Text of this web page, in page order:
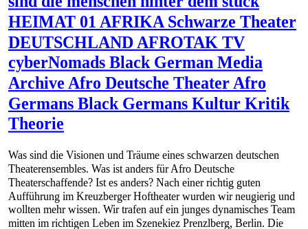
HEIMAT 01 AFRIKA Schwarze Theater
DEUTSCHLAND AFROTAK TV
cyberNomads Black German Media
Archive Afro Deutsche Theater Afro
Germans Black Germans Kultur Kritik
Theorie
Was sind die Visionen und Träume eines schwarzen deutschen
Theaterensembles. Was ist anders für Afro Deutsche
Theaterschaffende? Ist es anders? Nach einer richtig guten
Aufführung im Kreuzberger Hoftheater wurden wir neugierig und
wollten mehr wissen. Wir trafen auf ein junges dynamisches Team
mitten im richtigen Leben im Szenekiez Prenzlberg, Berlin. Die